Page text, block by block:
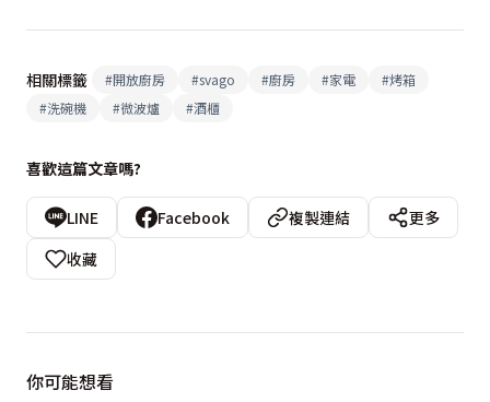
相關標籤 #開放廚房 #svago #廚房 #家電 #烤箱
#洗碗機 #微波爐 #酒櫃
喜歡這篇文章嗎?
LINE Facebook 複製連結
更多
收藏
你可能想看